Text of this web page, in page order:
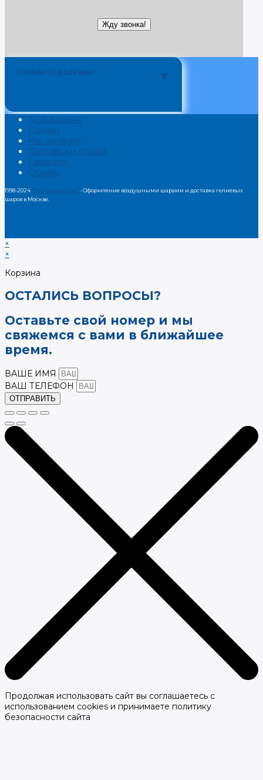
ОНЛАЙН ПОДДЕРЖКА:
Мой аккаунт
Скидки
Как заказать
Доставка и оплата
Гарантия
Отзывы
1998-2024 "Компания Шар" - Оформление воздушными шарами и доставка гелиевых
шаров в Москве.
×
×
Корзина
ОСТАЛИСЬ ВОПРОСЫ?
Оставьте свой номер и мы
свяжемся с вами в ближайшее
время.
ВАШЕ ИМЯ
ВАШ ТЕЛЕФОН
ОТПРАВИТЬ
Продолжая использовать сайт вы соглашаетесь с
использованием cookies и принимаете политику
безопасности сайта